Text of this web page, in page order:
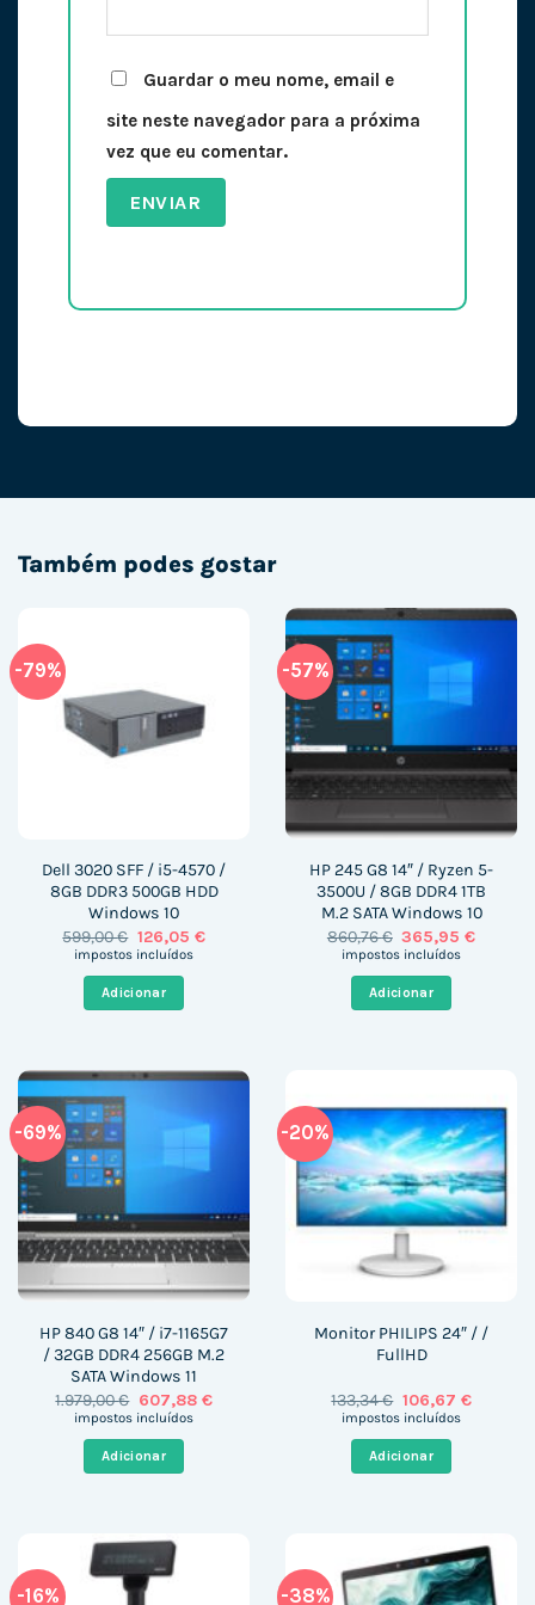
Guardar o meu nome, email e
site neste navegador para a próxima
vez que eu comentar.
Também podes gostar
-79%
Dell 3020 SFF / i5-4570 /
8GB DDR3 500GB HDD
Windows 10
599,00€ O
preço
era:
599,00 €.
126,05 €O
impostos incluídos
Adicionar
-57%
HP 245 G8 14″ / Ryzen 5-
3500U / 8GB DDR4 1TB
M.2 SATA Windows 10
860,76€ O
preço
era:
860,76 €.
365,95€O
impostos incluídos
Adicionar
-69%
HP 840 G8 14″ / i7-1165G7
/ 32GB DDR4 256GB M.2
SATA Windows 11
1.979,00€ O
preço
era:
1.979,00 €.
607,88 €O
impostos incluídos
Adicionar
-20%
Monitor PHILIPS 24″ / /
FullHD
133,34€ O
preço
era:
133,34 €.
106,67 €O
impostos incluídos
Adicionar
-16% -38%